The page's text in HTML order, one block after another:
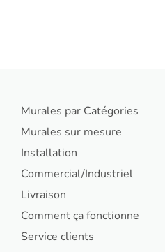
Murales par Catégories
Murales sur mesure
Installation
Commercial/Industriel
Livraison
Comment ça fonctionne
Service clients